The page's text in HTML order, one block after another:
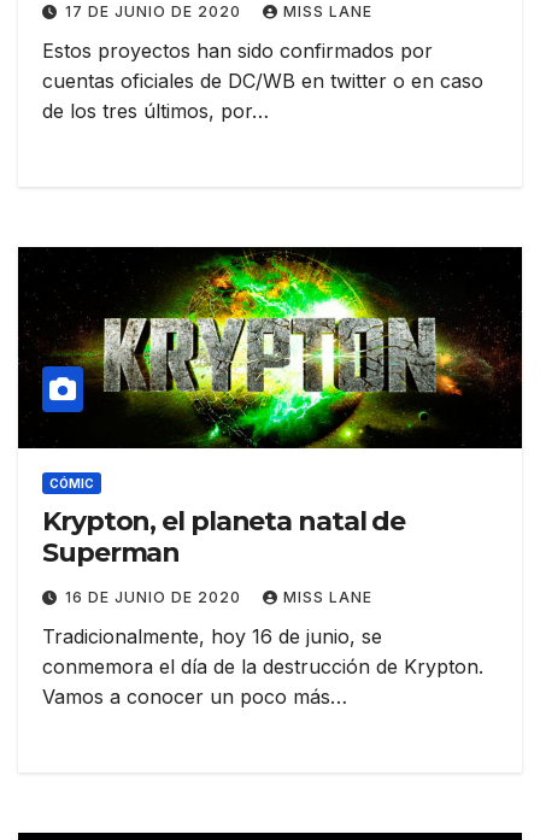
17 DE JUNIO DE 2020 MISS LANE
Estos proyectos han sido confirmados por
cuentas oficiales de DC/WB en twitter o en caso
de los tres últimos, por…
CÓMIC
Krypton, el planeta natal de
Superman
16 DE JUNIO DE 2020 MISS LANE
Tradicionalmente, hoy 16 de junio, se
conmemora el día de la destrucción de Krypton.
Vamos a conocer un poco más…